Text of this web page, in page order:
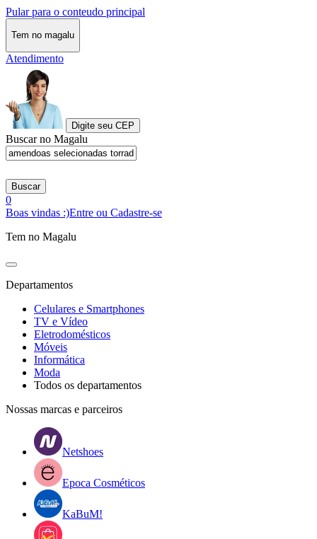
Pular para o conteudo principal
Tem no magalu
Atendimento
Digite seu CEP
Buscar no Magalu
Buscar
0
Boas vindas :)Entre ou Cadastre-se
Tem no Magalu
Departamentos
Celulares e Smartphones
TV e Vídeo
Eletrodomésticos
Móveis
Informática
Moda
Todos os departamentos
Nossas marcas e parceiros
Netshoes
Epoca Cosméticos
KaBuM!